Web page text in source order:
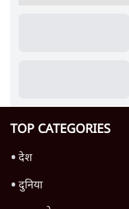
TOP CATEGORIES